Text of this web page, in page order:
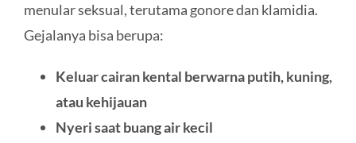
menular seksual, terutama gonore dan klamidia.
Gejalanya bisa berupa:
Keluar cairan kental berwarna putih, kuning,
atau kehijauan
Nyeri saat buang air kecil